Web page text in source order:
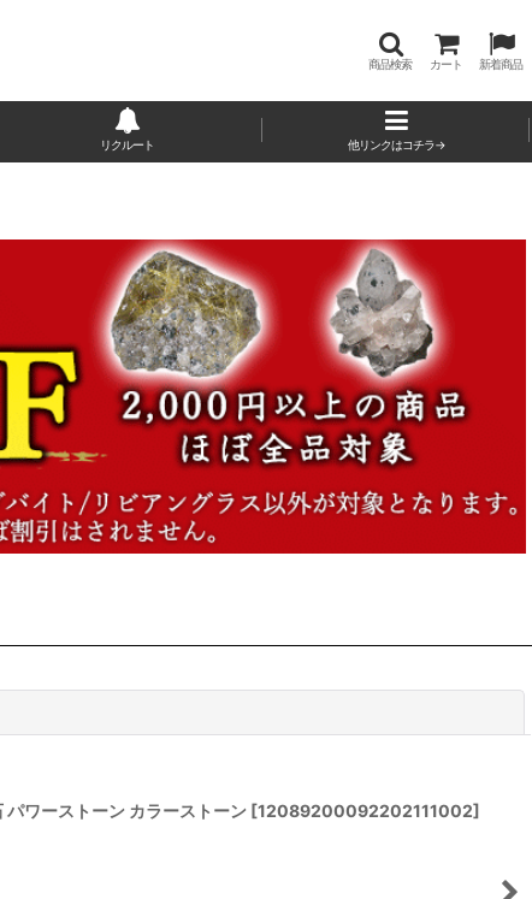
商品検索 カート 新着商品
リクルート 他リンクはコチラ→
ワーストーン カラーストーン [12089200092202111002]